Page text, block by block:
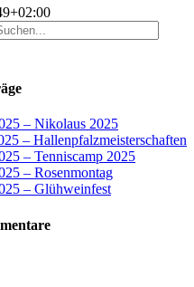
– Nikolaus 2025
– Hallenpfalzmeisterschaften
– Tenniscamp 2025
– Rosenmontag
– Glühweinfest